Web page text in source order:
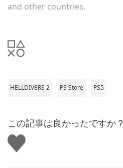
and other countries.
HELLDIVERS 2 PS Store PS5
この記事は良かったですか？
い
い